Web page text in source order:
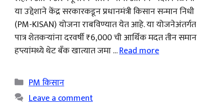
या उद्देशाने केंद्र सरकारकडून प्रधानमंत्री किसान सन्मान निधी
(PM-KISAN) योजना राबविण्यात येत आहे. या योजनेअंतर्गत
पात्र शेतकऱ्यांना दरवर्षी ₹6,000 ची आर्थिक मदत तीन समान
हप्त्यांमध्ये थेट बँक खात्यात जमा …Read more
Categories
PM किसान
Leave a comment